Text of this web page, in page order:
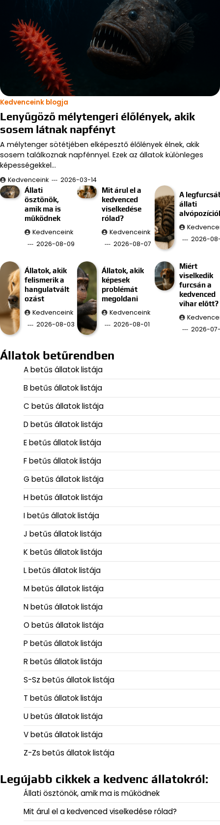
Kedvenceink blogja
Lenyűgöző mélytengeri élőlények, akik
sosem látnak napfényt
A mélytenger sötétjében elképesztő élőlények élnek, akik
sosem találkoznak napfénnyel. Ezek az állatok különleges
képességekkel…
Kedvenceink
2026-03-14
Állati
ösztönök,
amik ma is
működnek
Kedvenceink
2026-08-09
Mit árul el a
kedvenced
viselkedése
rólad?
Kedvenceink
2026-08-07
A
állati
2026-
Állatok, akik
felismerik a
hangulatvált
ozást
Kedvenceink
2026-08-03
Állatok, akik
képesek
problémát
megoldani
Kedvenceink
2026-08-01
Miért
viselkedik
furcsán a
kedvenced
vihar előtt?
2026-
Állatok betűrendben
A betűs állatok listája
B betűs állatok listája
C betűs állatok listája
D betűs állatok listája
E betűs állatok listája
F betűs állatok listája
G betűs állatok listája
H betűs állatok listája
I betűs állatok listája
J betűs állatok listája
K betűs állatok listája
L betűs állatok listája
M betűs állatok listája
N betűs állatok listája
O betűs állatok listája
P betűs állatok listája
R betűs állatok listája
S-Sz betűs állatok listája
T betűs állatok listája
U betűs állatok listája
V betűs állatok listája
Z-Zs betűs állatok listája
Legújabb cikkek a kedvenc állatokról:
Állati ösztönök, amik ma is működnek
Mit árul el a kedvenced viselkedése rólad?